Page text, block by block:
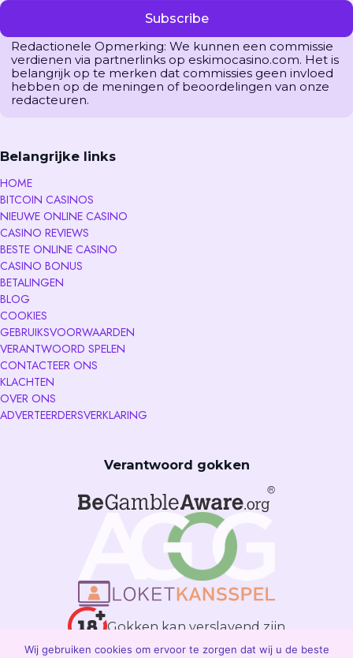
Subscribe
Redactionele Opmerking: We kunnen een commissie
verdienen via partnerlinks op eskimocasino.com. Het is
belangrijk op te merken dat commissies geen invloed
hebben op de meningen of beoordelingen van onze
redacteuren.
Belangrijke links
HOME
BITCOIN CASINOS
NIEUWE ONLINE CASINO
CASINO REVIEWS
BESTE ONLINE CASINO
CASINO BONUS
BETALINGEN
BLOG
COOKIES
GEBRUIKSVOORWAARDEN
VERANTWOORD SPELEN
CONTACTEER ONS
KLACHTEN
OVER ONS
ADVERTEERDERSVERKLARING
Verantwoord gokken
Gokken kan verslavend zijn
Wij gebruiken cookies om ervoor te zorgen dat wij u de beste